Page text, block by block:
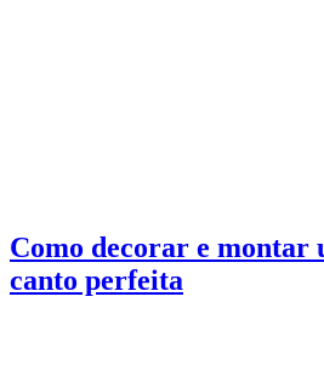
Como decorar e montar
canto perfeita